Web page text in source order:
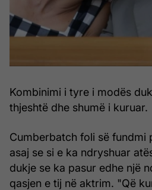
Kombinimi i tyre i modës
thjeshtë dhe shumë i kuruar.
Cumberbatch foli së fundmi
asaj se si e ka ndryshuar
dukje se ka pasur edhe një
qasjen e tij në aktrim. "Që